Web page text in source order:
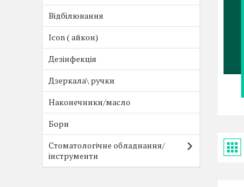
Відбілювання
Icon ( айкон)
Дезінфекція
Дзеркала\ ручки
Наконечники/масло
Бори
Стоматологічне обладнання/
інструменти